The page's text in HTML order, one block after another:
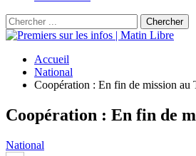
Accueil
National
Coopération : En fin de mission au
Coopération : En fin de
National